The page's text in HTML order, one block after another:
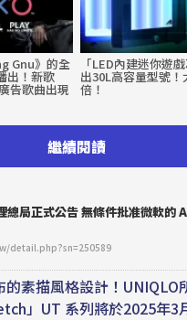
Gnu》的全
出！新歌
告歌曲出現
「LED內建迷你遊
出30L高容量型號
倍！
繼續閱讀
總局正式公告 無條件批准微軟
detail.php?sn=250589
素描風格設計！UNIQLO
」UT 系列將於2025年3